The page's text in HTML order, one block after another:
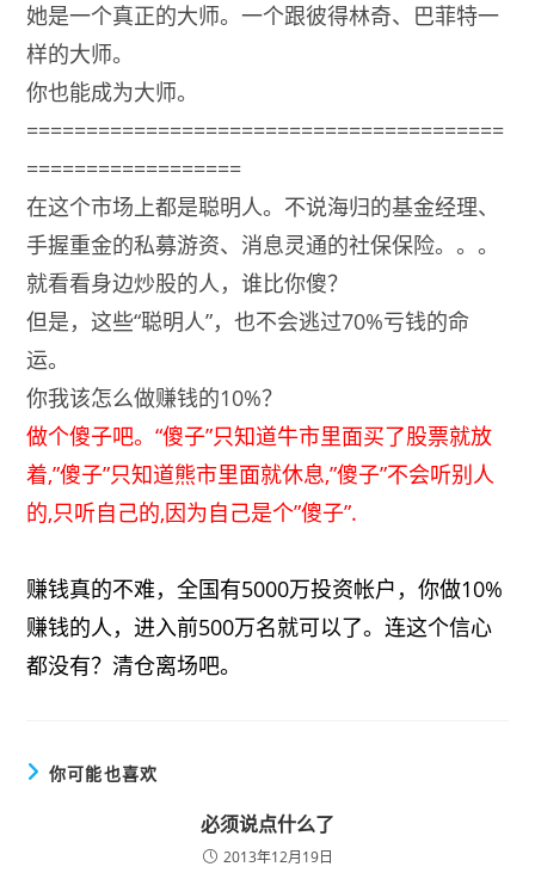
她是一个真正的大师。一个跟彼得林奇、巴菲特一
样的大师。
你也能成为大师。
========================================
==================
在这个市场上都是聪明人。不说海归的基金经理、
手握重金的私募游资、消息灵通的社保保险。。。
就看看身边炒股的人，谁比你傻？
但是，这些“聪明人”，也不会逃过70%亏钱的命
运。
你我该怎么做赚钱的10%？
做个傻子吧。“傻子”只知道牛市里面买了股票就放
着,”傻子”只知道熊市里面就休息,”傻子”不会听别人
的,只听自己的,因为自己是个”傻子”.
赚钱真的不难，全国有5000万投资帐户，你做10%
赚钱的人，进入前500万名就可以了。连这个信心
都没有？清仓离场吧。
你可能也喜欢
必须说点什么了
2013年12月19日